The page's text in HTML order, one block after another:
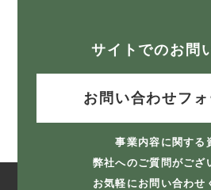
サイトでのお問
お問い合わせフ
事業内容に関する
弊社へのご質問がござ
お気軽にお問い合わせ